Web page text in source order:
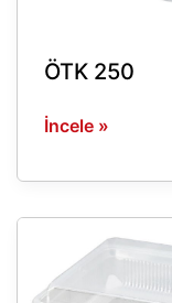
ÖTK 250
İncele »
500